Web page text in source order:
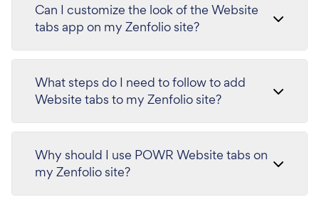
Can I customize the look of the Website
tabs app on my Zenfolio site?
What steps do I need to follow to add
Website tabs to my Zenfolio site?
Why should I use POWR Website tabs on
my Zenfolio site?